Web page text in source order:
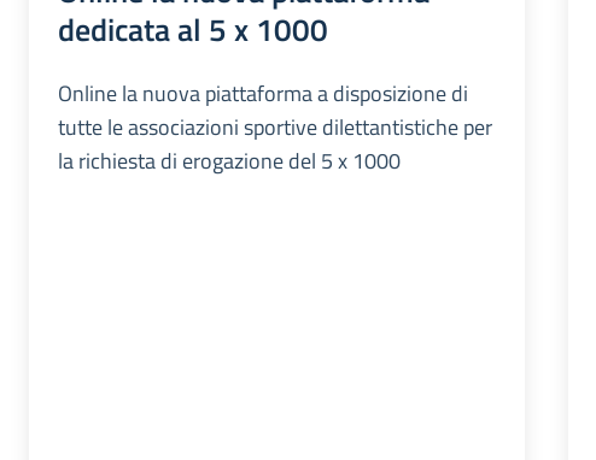
dedicata al 5 x 1000
Online la nuova piattaforma a disposizione di
tutte le associazioni sportive dilettantistiche per
la richiesta di erogazione del 5 x 1000